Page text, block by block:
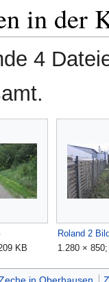
in der
4
KB
Roland 2
1.280 ×